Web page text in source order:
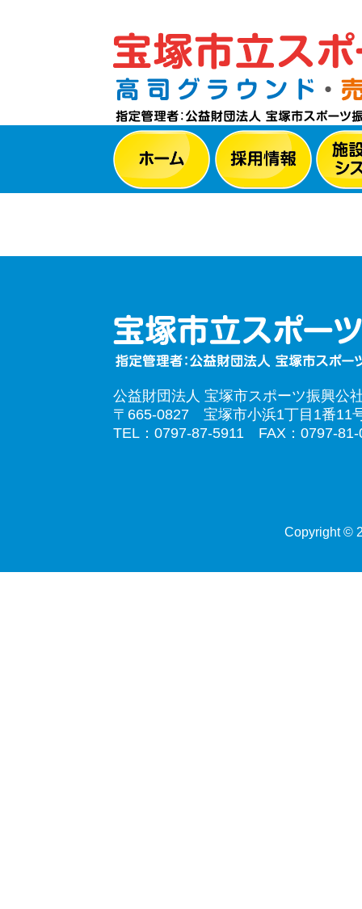
公益財団法人 宝塚市スポーツ振興公
〒665-0827 宝塚市小浜1丁目1番11
TEL：0797-87-5911 FAX：0797-81-
Copyright ©